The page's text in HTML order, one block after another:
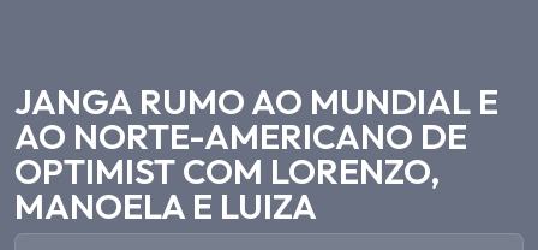
JANGA RUMO AO MUNDIAL E
AO NORTE-AMERICANO DE
OPTIMIST COM LORENZO,
MANOELA E LUIZA